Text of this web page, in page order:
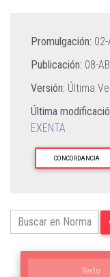
Promulgación:
Publicación: 08-
Versión: Última
Última
EXENTA
CONCORDANCIA
Texto